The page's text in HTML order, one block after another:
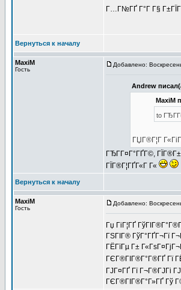
Г…Г№ГҐ Г°Г Г§ Г±ГЇГ
Вернуться к началу
MaxiM
Гость
Добавлено:
Andrew
MaxiM
to
ГЏГ®Г¦Г
ГЂГ­Г¤Г°ГҐГ©,
ГЇГ®Г¦ГҐГ«Г Г«
Вернуться к началу
MaxiM
Гость
Добавлено:
Гџ ГіГ¦ГҐ
ГЅГІГ® ГўГ°ГҐГ¬Гї
ГЁГїГµ Г±
ГЄГ®ГІГ®Г°Г®ГҐ Гї
ГЈГ¤ГҐ Гї Г¬Г®ГЈГі
ГЄГ®ГІГ®Г°Г»ГҐ Гў